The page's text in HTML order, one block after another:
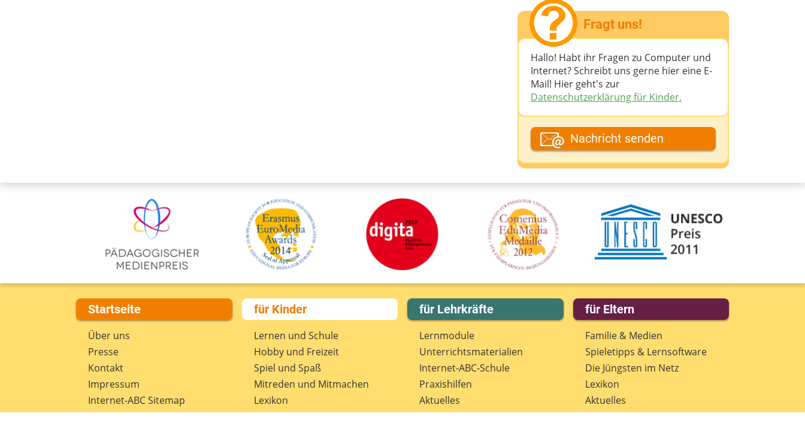
Fragt uns!
Hallo! Habt ihr Fragen zu Computer und
Internet? Schreibt uns gerne hier eine E-
Mail! Hier geht's zur
Datenschutzerklärung für Kinder.
Dein Fantasiename
Deine E-Mail-Adresse (wenn du eine
Deine Nachricht
Nachricht senden
Startseite
Über uns
Presse
Kontakt
Impressum
Internet-ABC Sitemap
Barrierefreiheit
für Kinder
Lernen und Schule
Hobby und Freizeit
Spiel und Spaß
Mitreden und Mitmachen
Lexikon
Datenschutz
für Lehrkräfte
Lernmodule
Unterrichts­materialien
Internet-ABC-Schule
Praxishilfen
Aktuelles
Materialbestellung
für Eltern
Familie & Medien
Spieletipps & Lernsoftware
Die Jüngsten im Netz
Lexikon
Aktuelles
Datenschutz